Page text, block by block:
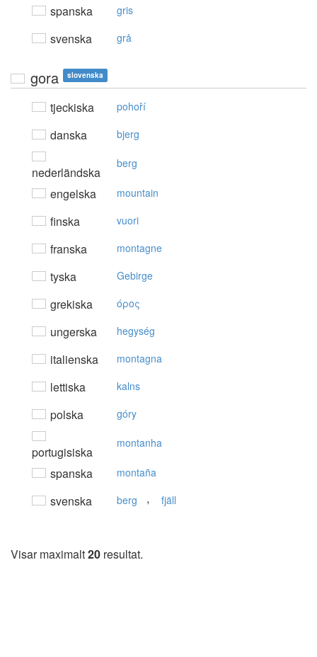
spanska gris
svenska grå
gora slovenska
tjeckiska pohoří
danska bjerg
nederländska
berg
engelska mountain
finska vuori
franska montagne
tyska Gebirge
grekiska όρoς
ungerska hegység
italienska montagna
lettiska kalns
polska góry
portugisiska
montanha
spanska montaña
svenska berg , fjäll
Visar maximalt20 resultat.